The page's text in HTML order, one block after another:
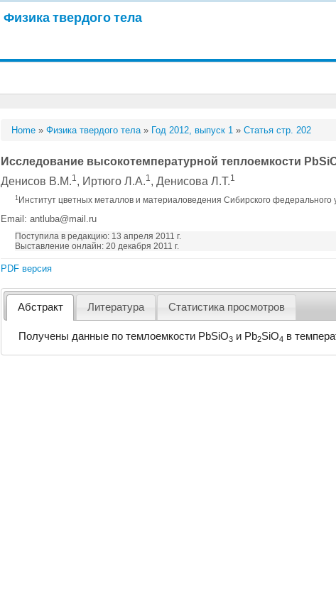
Физика твердого тела
Home »Физика твердого тела» Год 2012, выпуск 1 »Статья стр. 202
Исследование высокотемпературной теплоемкости
Денисов В.М.1, Иртюго Л.А.1, Денисова Л.Т.1
1 Институт цветных металлов и материаловедения Сибирского федерального
Email: antluba@mail.ru
Поступила в редакцию: 13 апреля 2011 г.
Выставление онлайн: 20 декабря 2011 г.
PDF версия
Абстракт Литература Статистика просмотров
Получены данные по темлоемкости PbSiO3и Pb2SiO4 в